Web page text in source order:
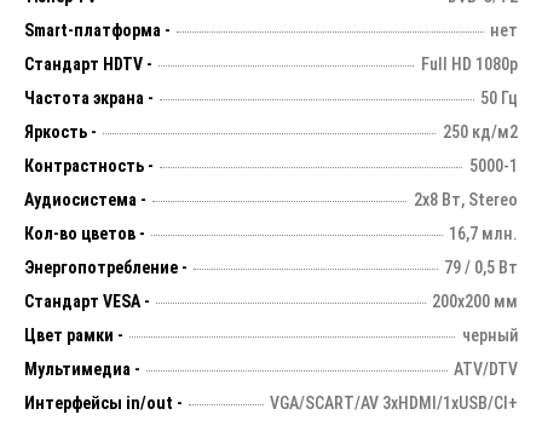
Smart-платформа -
нет
Стандарт HDTV -
Full HD 1080p
Частота экрана -
50 Гц
Яркость -
250 кд/м2
Контрастность -
5000-1
Аудиосистема -
2х8 Вт, Stereo
Кол-во цветов -
16,7 млн.
Энергопотребление -
79 / 0,5 Вт
Стандарт VESA -
200х200 мм
Цвет рамки -
черный
Мультимедиа -
ATV/DTV
Интерфейсы in/out -
VGA/SCART/AV 3xHDMI/1xUSB/CI+